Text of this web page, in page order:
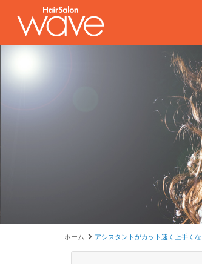
ホーム アシスタントがカット速く上手く